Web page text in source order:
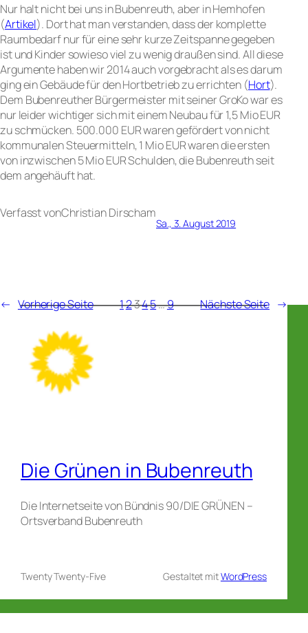
Nur halt nicht bei uns in Bubenreuth, aber in Hemhofen
(Artikel). Dort hat man verstanden, dass der komplette
Raumbedarf nur für eine sehr kurze Zeitspanne gegeben
ist und Kinder sowieso viel zu wenig draußen sind. All diese
Argumente haben wir 2014 auch vorgebracht als es darum
ging ein Gebäude für den Hortbetrieb zu errichten (Hort).
Dem Bubenreuther Bürgermeister mit seiner GroKo war es
nur leider wichtiger sich mit einem Neubau für 1,5 Mio EUR
zu schmücken. 500.000 EUR waren gefördert von nicht
kommunalen Steuermitteln, 1 Mio EUR waren die ersten
von inzwischen 5 Mio EUR Schulden, die Bubenreuth seit
dem angehäuft hat.
Verfasst vonChristian Dirscham
Sa., 3. August 2019
← Vorherige Seite 12345…9 Nächste Seite →
Die Grünen in Bubenreuth
Die Internetseite von Bündnis 90/DIE GRÜNEN –
Ortsverband Bubenreuth
Twenty Twenty-Five Gestaltet mitWordPress